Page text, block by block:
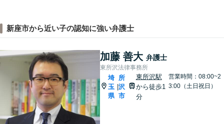
新座市から近い子の認知に強い弁護士
加藤 善大 弁護士
東所沢法律事務所
埼
玉
県
|
所
沢
市
東所沢駅
から徒歩1
分
営業時間：08:00~2
3:00（土日祝日）